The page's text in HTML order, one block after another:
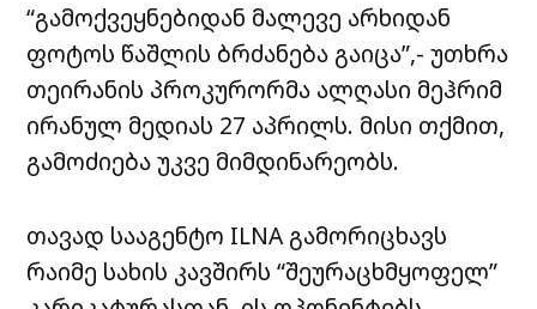
“გამოქვეყნებიდან მალევე არხიდან
ფოტოს წაშლის ბრძანება გაიცა”,- უთხრა
თეირანის პროკურორმა ალღასი მეჰრიმ
ირანულ მედიას 27 აპრილს. მისი თქმით,
გამოძიება უკვე მიმდინარეობს.
თავად სააგენტო ILNA გამორიცხავს
რაიმე სახის კავშირს “შეურაცხმყოფელ”